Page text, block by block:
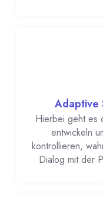
Adaptive
Hierbei geht es
entwickeln
kontrollieren,
Dialog mit der